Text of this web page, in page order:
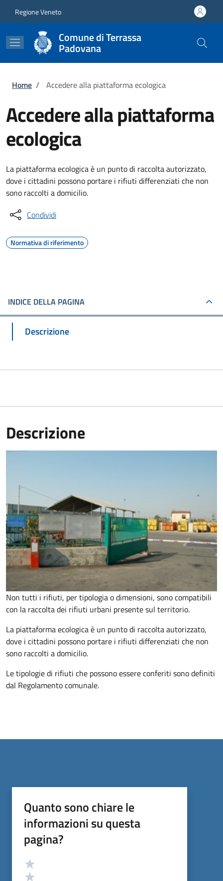
Regione Veneto
Comune di Terrassa
Padovana
Briciole di pane
Home / Accedere alla piattaforma ecologica
Accedere alla piattaforma
ecologica
La piattaforma ecologica è un punto di raccolta autorizzato,
dove i cittadini possono portare i rifiuti differenziati che non
sono raccolti a domicilio.
Condividi
Normativa di riferimento
INDICE DELLA PAGINA
Descrizione
Descrizione
Non tutti i rifiuti, per tipologia o dimensioni, sono compatibili
con la raccolta dei rifiuti urbani presente sul territorio.
La piattaforma ecologica è un punto di raccolta autorizzato,
dove i cittadini possono portare i rifiuti differenziati che non
sono raccolti a domicilio.
Le tipologie di rifiuti che possono essere conferiti sono definiti
dal Regolamento comunale.
Quanto sono chiare le
informazioni su questa
pagina?
Valutazione